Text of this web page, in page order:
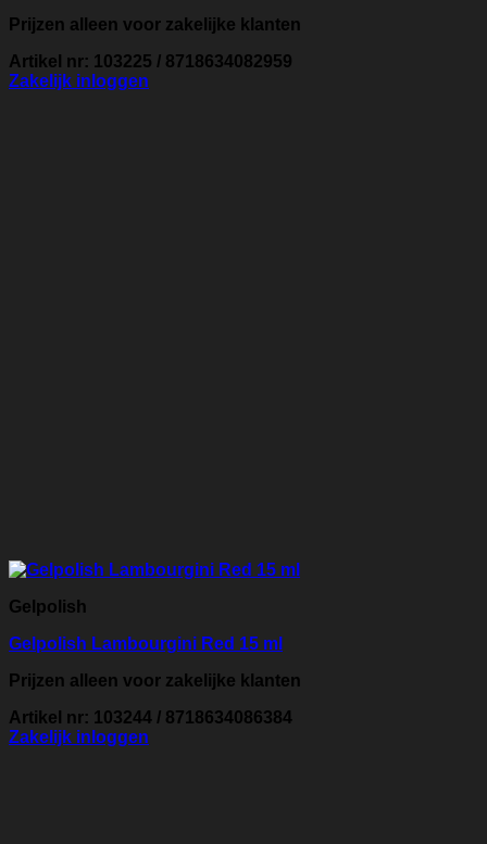
Prijzen alleen voor zakelijke klanten
Artikel nr: 103225 / 8718634082959
Zakelijk inloggen
Gelpolish
Gelpolish Lambourgini Red 15 ml
Prijzen alleen voor zakelijke klanten
Artikel nr: 103244 / 8718634086384
Zakelijk inloggen